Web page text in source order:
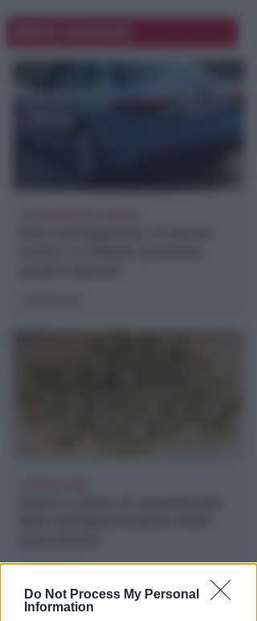
Do Not Process My Personal
Information